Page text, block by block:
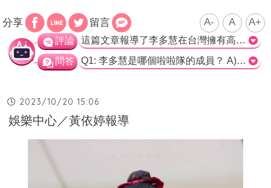
分享 留言 A- A A+
評論 這篇文章報導了李多慧在台灣擁有高知名度且接到許多商品代言的情況。網友們紛紛表示李多慧在演藝圈中地位傲人，且能力與形象都很好，更稱讚她的敬業程度和可愛的個性。其中也有提及李多慧在台灣幫忙宣傳台灣觀光，讓網友們覺得她非常親民且敬業。文章中呈現了李多慧受到廣告代言的愉快狀態，讓網友好奇她是不是爽到笑出來。總體而言，這篇文章展現了李多慧在台灣的受歡迎程度和她在演藝圈中的良好形象。>
問答 Q1: 李多慧是哪個啦啦隊的成員？ A) 樂天女孩Rakuten Girls B) 起亞虎啦啦隊 C) 台灣啦啦隊 D) 八卦板啦啦隊 正確解答: B) 起亞虎啦啦隊 Q2: 什麼事件成為李多慧來台的契機？ A) 在韓職時發生爭議 B) 加入樂天女孩Rakuten Girls C) 在台灣啦啦隊裡的地位 D) 在PTT八卦板發文 正確解答: A) 在韓職時發生爭議 Q3: 李多慧受到網友讚揚的特點是什麼？ A) 宣傳台灣的影片很美 B) 性格可愛又親民 C) 敬業程度高 D) 能力形象好 正確解答: B) 性格可愛又親民
2023/10/20 15:06
娛樂中心／黃依婷報導